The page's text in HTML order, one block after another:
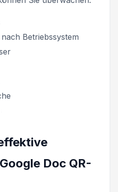
Betriebssystem
Doc QR-